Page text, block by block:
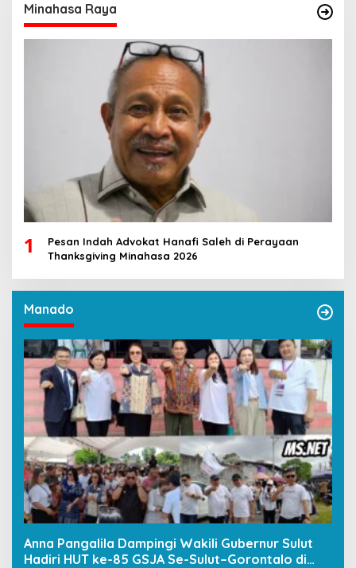
Minahasa Raya
1
Pesan Indah Advokat Hanafi Saleh di Perayaan
Thanksgiving Minahasa 2026
Manado
Anna Pangalila Dampingi Wakili Gubernur Sulut
Hadiri HUT ke-85 GSJA Se-Sulut–Gorontalo di